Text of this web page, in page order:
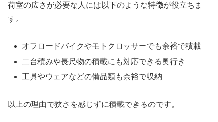
荷室の広さが必要な人には以下のような特徴が役立ちま
す。
オフロードバイクやモトクロッサーでも余裕で積載
二台積みや長尺物の積載にも対応できる奥行き
工具やウェアなどの備品類も余裕で収納
以上の理由で狭さを感じずに積載できるのです。